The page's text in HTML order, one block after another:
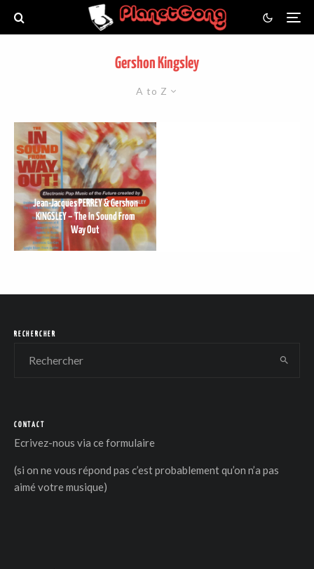
Gershon Kingsley
A to Z
Jean-Jacques PERREY & Gershon
KINGSLEY – The In Sound From
Way Out
RECHERCHER
CONTACT
Ecrivez-nous via ce formulaire
(si on ne vous répond pas c’est probablement qu’on n’a pas
aimé votre musique)